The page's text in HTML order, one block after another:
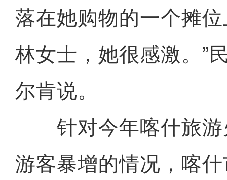
落在她购物的一个摊
林女士，她很感激。”
尔肯说。
针对今年喀什旅游
游客暴增的情况，喀